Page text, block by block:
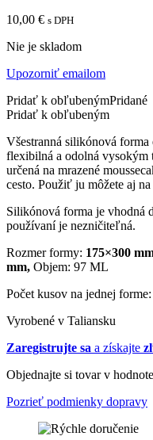
10,00 € s DPH
Nie je skladom
Upozorniť emailom
Pridať k obľubenýmPridané
Pridať k obľubeným
Všestranná silikónová
flexibilná a odolná vysokým
určená na mrazené
cesto. Použiť ju môžete aj
Silikónová forma je vhodná
používaní je nezničiteľná.
Rozmer formy: 175×300
mm, Objem: 97 ML
Počet kusov na jednej
Vyrobené v Taliansku
Zaregistrujte sa a získajte
Objednajte si tovar v
Pozrieť podmienky dopravy